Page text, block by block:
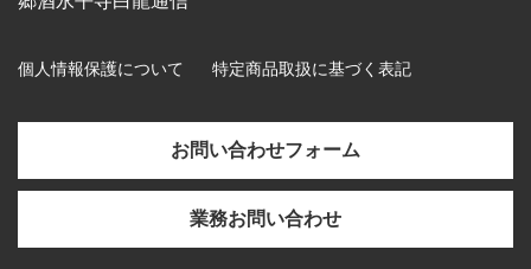
個人情報保護について 特定商品取扱に基づく表記
お問い合わせフォーム
業務お問い合わせ